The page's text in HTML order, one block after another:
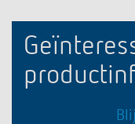
voordelig